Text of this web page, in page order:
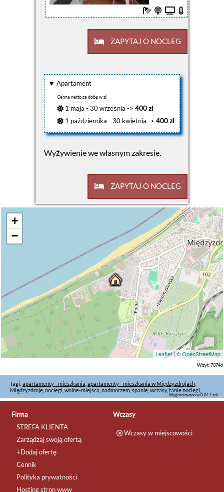
ZAPYTAJ O NOCLEG
Apartament
Cenna netto za dobę w zł
1 maja - 30 września -> 400 zł
1 października - 30 kwietnia -> 400 zł
Wyżywienie we własnym zakresie.
ZAPYTAJ O NOCLEG
+
−
Leaflet| ©OpenStreetMap
Wizyt: 70746
Tagi: apartamenty - mieszkania apartamenty - mieszkania w Międzyzdrojach
Międzyzdroje , noclegi, wolne-miejsca, nadmorzem, spanie, wczasy, tanie noclegi,
Wygenerowano w 0.011 sek.
Firma
STREFA KLIENTA
Zarządzaj swoją ofertą
+Dodaj ofertę
Cennik
Polityka prywatności
Hosting stron www
Wczasy
Wczasy w miejscowości